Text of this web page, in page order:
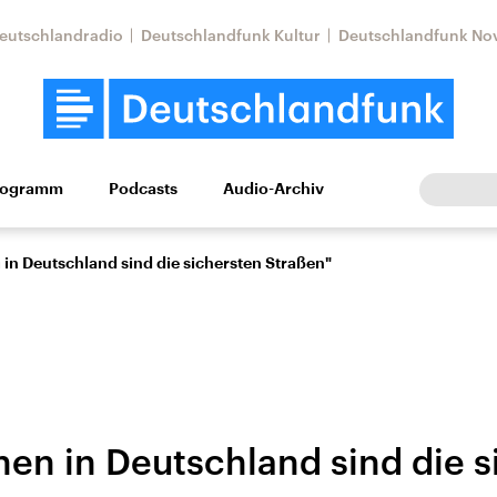
Deutschlandfunk Kultur Deutschlandfunk
Wissen Kultur Europa
Nahostkonflikt
Iran
Podcasts Audio-Archiv
Deutschland sind die sichersten Straßen"
in Deutschland sind die